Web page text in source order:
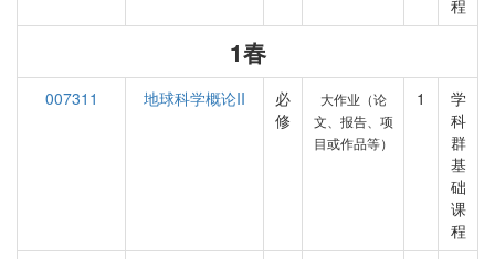
程
1春
007311 地球科学概论II
必
修
大作业（论
文、报告、项
目或作品等）
1
学
科
群
基
础
课
程